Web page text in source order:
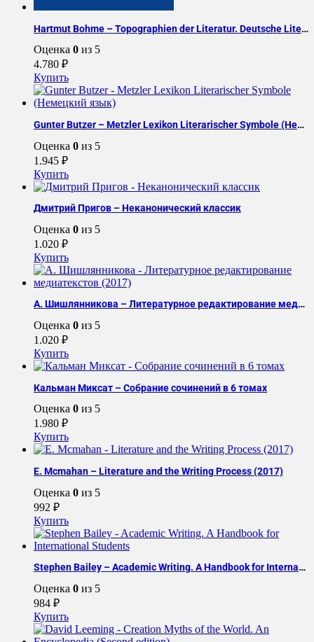
Hartmut Bohme – Topographien der Literatur. Deutsche Literatur im transnationalen Kontext (Немецкий язык)
Оценка 0 из 5
4.780 ₽
Купить
Gunter Butzer – Metzler Lexikon Literarischer Symbole (Немецкий язык)
Оценка 0 из 5
1.945 ₽
Купить
Дмитрий Пригов – Неканонический классик
Оценка 0 из 5
1.020 ₽
Купить
А. Шишлянникова – Литературное редактирование медиатекстов (2017)
Оценка 0 из 5
1.020 ₽
Купить
Кальман Миксат – Собрание сочинений в 6 томах
Оценка 0 из 5
1.980 ₽
Купить
E. Mcmahan – Literature and the Writing Process (2017)
Оценка 0 из 5
992 ₽
Купить
Stephen Bailey – Academic Writing. A Handbook for International Students
Оценка 0 из 5
984 ₽
Купить